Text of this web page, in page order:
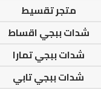
متجر تقسيط
شدات ببجي اقساط
شدات ببجي تمارا
شدات ببجي تابي